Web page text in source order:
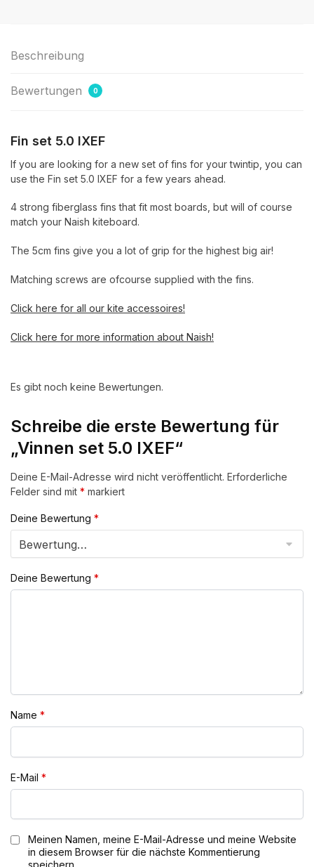
Beschreibung
Bewertungen 0
Fin set 5.0 IXEF
If you are looking for a new set of fins for your twintip, you can
use the Fin set 5.0 IXEF for a few years ahead.
4 strong fiberglass fins that fit most boards, but will of course
match your Naish kiteboard.
The 5cm fins give you a lot of grip for the highest big air!
Matching screws are ofcourse supplied with the fins.
Click here for all our kite accessoires!
Click here for more information about Naish!
Es gibt noch keine Bewertungen.
Schreibe die erste Bewertung für
„Vinnen set 5.0 IXEF“
Deine E-Mail-Adresse wird nicht veröffentlicht. Erforderliche
Felder sind mit * markiert
Deine Bewertung *
Deine Bewertung *
Name *
E-Mail *
Meinen Namen, meine E-Mail-Adresse und meine Website
in diesem Browser für die nächste Kommentierung
speichern.